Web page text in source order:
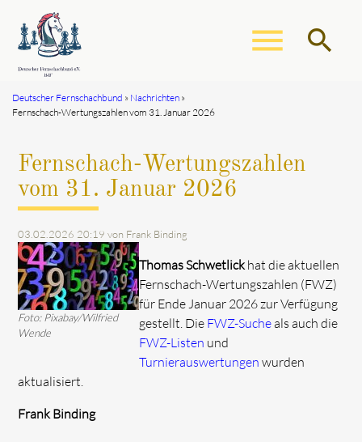
menu search
Suchbegriffe
Deutscher Fernschachbund
Nachrichten
Fernschach-Wertungszahlen vom 31. Januar 2026
Fernschach-Wertungszahlen
vom 31. Januar 2026
03.02.2026 20:19 von Frank Binding
Foto: Pixabay/Wilfried
Wende
Thomas Schwetlickhat die aktuellen
Fernschach-Wertungszahlen (FWZ)
für Ende Januar 2026 zur Verfügung
gestellt. Die FWZ-Sucheals auch die
FWZ-Listen und
Turnierauswertungen wurden
aktualisiert.
Frank Binding